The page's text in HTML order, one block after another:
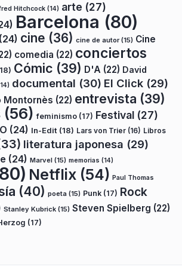
Hitchcock (14) arte (27)
Barcelona (80)
(24) cine (36) cine de autor(15) Cine
comedia (22) conciertos
Cómic (39) D'A (22) David
documental (30) El Click (29)
Montornès (22) entrevista (39)
(56) feminismo (17) Festival (27)
(24) In-Edit (18) Lars von Trier (16) Libros
literatura japonesa (29)
(24) Marvel (15) memorias (14)
Netflix (54) Paul Thomas
(40) poeta (15) Punk (17) Rock
Stanley Kubrick (15) Steven Spielberg (22)
(17)